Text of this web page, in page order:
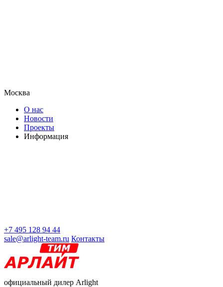
Москва
О нас
Новости
Проекты
Информация
+7 495 128 94 44
sale@arlight-team.ru Контакты
официальный дилер Arlight